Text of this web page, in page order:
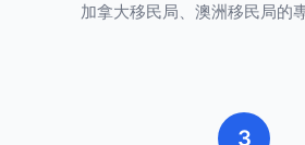
加拿大移民局、澳洲移民局的
3